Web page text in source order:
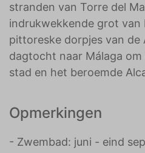
stranden van Torre del
indrukwekkende grot van
pittoreske dorpjes van de
dagtocht naar Málaga
stad en het beroemde
Opmerkingen
- Zwembad: juni - eind